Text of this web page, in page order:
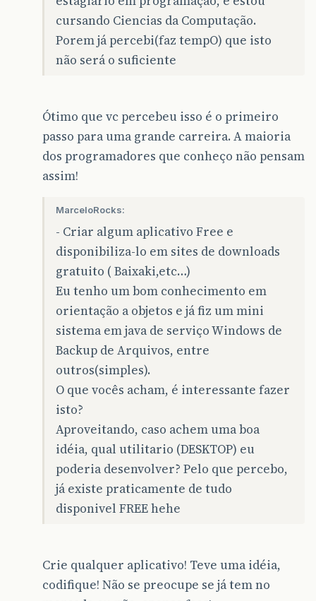
cursando Ciencias da Computação.
Porem já percebi(faz tempO) que isto
não será o suficiente
Ótimo que vc percebeu isso é o primeiro
passo para uma grande carreira. A maioria
dos programadores que conheço não pensam
assim!
MarceloRocks:
- Criar algum aplicativo Free e
disponibiliza-lo em sites de downloads
gratuito ( Baixaki,etc…)
Eu tenho um bom conhecimento em
orientação a objetos e já fiz um mini
sistema em java de serviço Windows de
Backup de Arquivos, entre
outros(simples).
O que vocês acham, é interessante fazer
isto?
Aproveitando, caso achem uma boa
idéia, qual utilitario (DESKTOP) eu
poderia desenvolver? Pelo que percebo,
já existe praticamente de tudo
disponivel FREE hehe
Crie qualquer aplicativo! Teve uma idéia,
codifique! Não se preocupe se já tem no